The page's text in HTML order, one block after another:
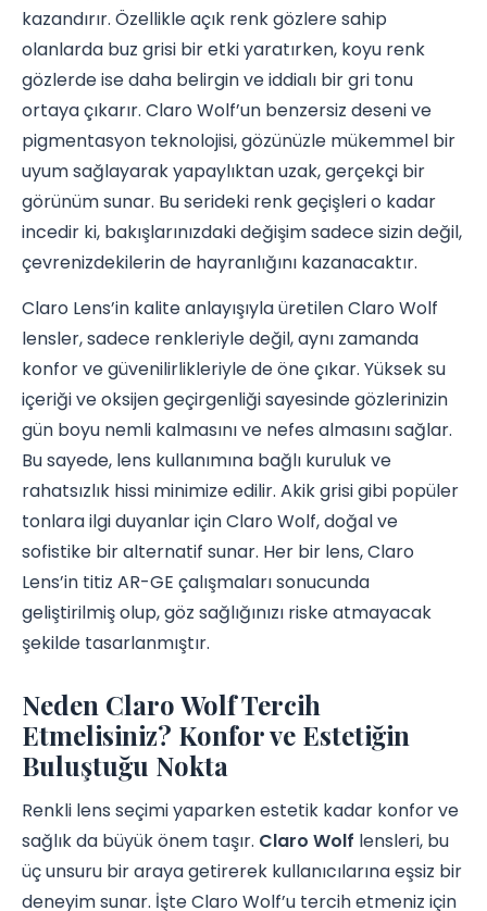
kazandırır. Özellikle açık renk gözlere sahip
olanlarda buz grisi bir etki yaratırken, koyu renk
gözlerde ise daha belirgin ve iddialı bir gri tonu
ortaya çıkarır. Claro Wolf’un benzersiz deseni ve
pigmentasyon teknolojisi, gözünüzle mükemmel bir
uyum sağlayarak yapaylıktan uzak, gerçekçi bir
görünüm sunar. Bu serideki renk geçişleri o kadar
incedir ki, bakışlarınızdaki değişim sadece sizin değil,
çevrenizdekilerin de hayranlığını kazanacaktır.
Claro Lens’in kalite anlayışıyla üretilen Claro Wolf
lensler, sadece renkleriyle değil, aynı zamanda
konfor ve güvenilirlikleriyle de öne çıkar. Yüksek su
içeriği ve oksijen geçirgenliği sayesinde gözlerinizin
gün boyu nemli kalmasını ve nefes almasını sağlar.
Bu sayede, lens kullanımına bağlı kuruluk ve
rahatsızlık hissi minimize edilir. Akik grisi gibi popüler
tonlara ilgi duyanlar için Claro Wolf, doğal ve
sofistike bir alternatif sunar. Her bir lens, Claro
Lens’in titiz AR-GE çalışmaları sonucunda
geliştirilmiş olup, göz sağlığınızı riske atmayacak
şekilde tasarlanmıştır.
Neden Claro Wolf Tercih
Etmelisiniz? Konfor ve Estetiğin
Buluştuğu Nokta
Renkli lens seçimi yaparken estetik kadar konfor ve
sağlık da büyük önem taşır. Claro Wolf lensleri, bu
üç unsuru bir araya getirerek kullanıcılarına eşsiz bir
deneyim sunar. İşte Claro Wolf’u tercih etmeniz için